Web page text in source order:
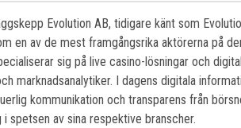
Evolution AB, tidigare känt som
en av de mest framgångsrika aktörerna på
sig på live casino-lösningar och
marknadsanalytiker. I dagens digitala
kommunikation och transparens från
spetsen av sina respektive branscher.